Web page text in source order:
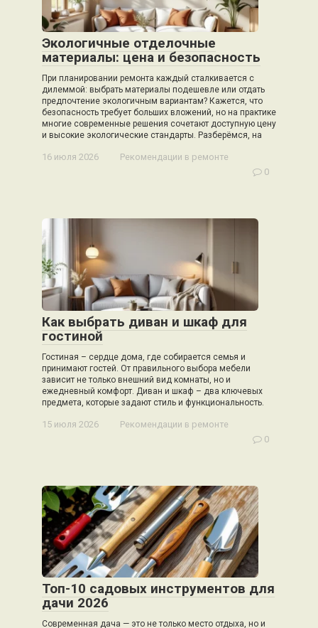
Экологичные отделочные
материалы: цена и безопасность
При планировании ремонта каждый сталкивается с
дилеммой: выбрать материалы подешевле или отдать
предпочтение экологичным вариантам? Кажется, что
безопасность требует больших вложений, но на практике
многие современные решения сочетают доступную цену
и высокие экологические стандарты. Разберёмся, на
16 июля 2026
Рекомендации в ремонте
0
Как выбрать диван и шкаф для
гостиной
Гостиная – сердце дома, где собирается семья и
принимают гостей. От правильного выбора мебели
зависит не только внешний вид комнаты, но и
ежедневный комфорт. Диван и шкаф – два ключевых
предмета, которые задают стиль и функциональность.
15 июля 2026
Рекомендации в ремонте
0
Топ-10 садовых инструментов для
дачи 2026
Современная дача — это не только место отдыха, но и